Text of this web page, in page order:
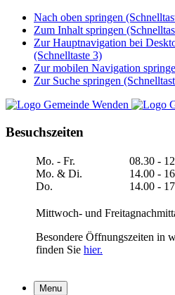
Nach oben springen
Zum Inhalt springen
Zur Hauptnavigation bei
(Schnelltaste 3)
Zur mobilen Navigation
Zur Suche springen
Besuchszeiten
Mo. - Fr.
Mo. & Di.
Do.
08.30 -
14.00 -
14.00 -
Mittwoch- und
Besondere Öffnungszeiten in
finden Sie hier.
Menu